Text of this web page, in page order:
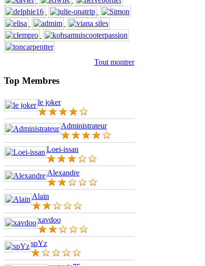
Tout montrer
Top Membres
le joker
Administrateur
Loei-issan
Alexandre
Alain
xavdoo
spYz